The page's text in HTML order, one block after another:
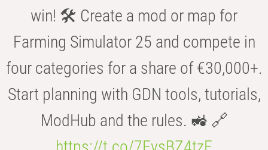
win! 🛠️ Create a mod or map for
Farming Simulator 25 and compete in
four categories for a share of €30,000+.
Start planning with GDN tools, tutorials,
ModHub and the rules. 🚜 🔗